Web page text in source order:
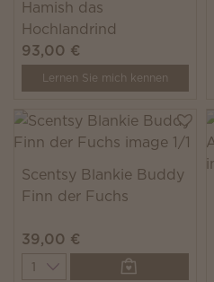
Hamish das
Hochlandrind
93,00 €
Lernen Sie mich kennen
Scentsy Blankie Buddy
Finn der Fuchs
39,00 €
Quantity